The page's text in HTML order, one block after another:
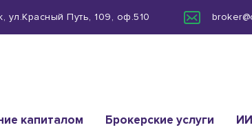
ул.Красный Путь, 109, оф.510
капиталом Брокерские услуги